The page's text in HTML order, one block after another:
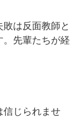
は反面教師と
。先輩たちが経
信じられませ